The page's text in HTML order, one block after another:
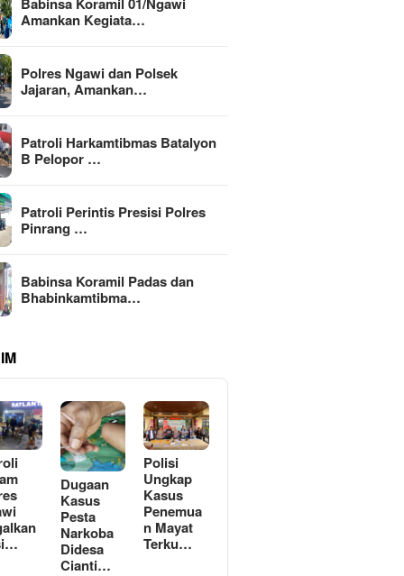
Amankan Kegiata…
Polres Ngawi dan Polsek
Jajaran, Amankan…
Patroli Harkamtibmas Batalyon
B Pelopor …
Patroli Perintis Presisi Polres
Pinrang …
Babinsa Koramil Padas dan
Bhabinkamtibma…
Dugaan
Kasus
Pesta
Narkoba
Didesa
Cianti…
Polisi
Ungkap
Kasus
Penemua
n Mayat
Terku…